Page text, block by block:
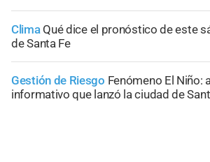
Clima Qué dice el pronóstico de este
de Santa Fe
Gestión de Riesgo Fenómeno El Niño:
informativo que lanzó la ciudad de